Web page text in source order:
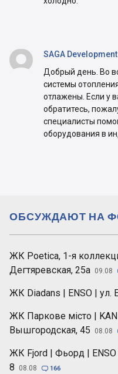
 SAGA Development
Добрый день. Во
системы
отлажены. Если у
обратитесь,
специалисты
оборудования в
ЖК Poetica, 1-я
Дегтяревская, 25а 09.08
ЖК Diadans | ENSO | ул.
ЖК Паркове місто |
Вышгородская, 45
08.08
ЖК Fjord | Фьорд |
8
08.08  166
ОБСУЖДАЮТ НА